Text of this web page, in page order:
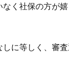
く社保の方が
に等しく、審